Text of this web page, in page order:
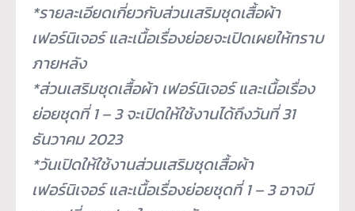
*รายละเอียดเกี่ยวกับส่วนเสริมชุดเสื้อผ้า
เฟอร์นิเจอร์ และเนื้อเรื่องย่อยจะเปิดเผยให้ทราบ
ภายหลัง
*ส่วนเสริมชุดเสื้อผ้า เฟอร์นิเจอร์ และเนื้อเรื่อง
ย่อยชุดที่ 1 – 3 จะเปิดให้ใช้งานได้ถึงวันที่ 31
ธันวาคม 2023
*วันเปิดให้ใช้งานส่วนเสริมชุดเสื้อผ้า
เฟอร์นิเจอร์ และเนื้อเรื่องย่อยชุดที่ 1 – 3 อาจมี